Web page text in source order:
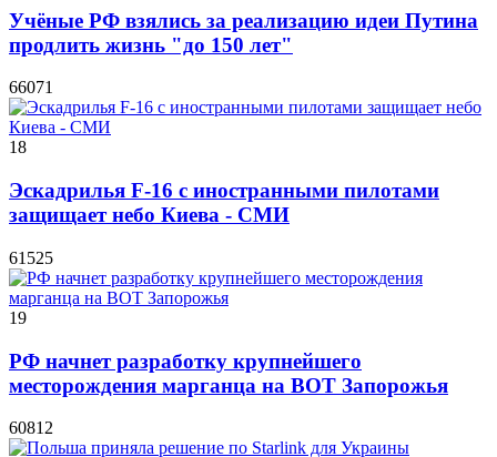
Учёные РФ взялись за реализацию идеи Путина
продлить жизнь "до 150 лет"
66071
18
Эскадрилья F-16 с иностранными пилотами
защищает небо Киева - СМИ
61525
19
РФ начнет разработку крупнейшего
месторождения марганца на ВОТ Запорожья
60812